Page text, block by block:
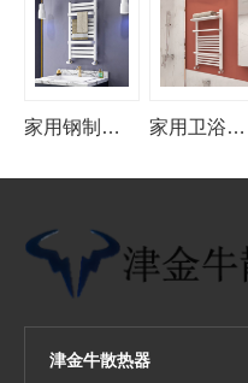
家用钢制卫浴小背篓 家用卫浴暖气片壁挂式取暖
津金牛散热器